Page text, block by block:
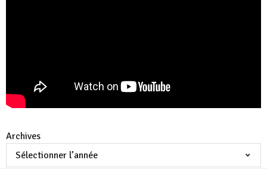
Archives